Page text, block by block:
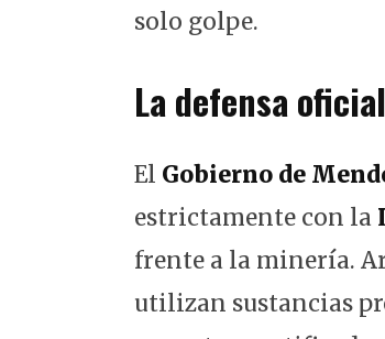
solo golpe.
La defensa oficial
El Gobierno de
estrictamente con la
frente a la minería.
utilizan sustancias